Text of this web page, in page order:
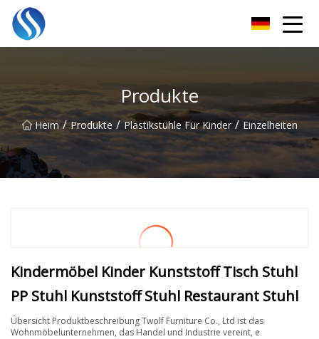
Produkte
Heim / Produkte / Plastikstühle Für Kinder / Einzelheiten
Kindermöbel Kinder Kunststoff Tisch Stuhl
PP Stuhl Kunststoff Stuhl Restaurant Stuhl
Übersicht Produktbeschreibung Twolf Furniture Co., Ltd ist das
Wohnmöbelunternehmen, das Handel und Industrie vereint, e